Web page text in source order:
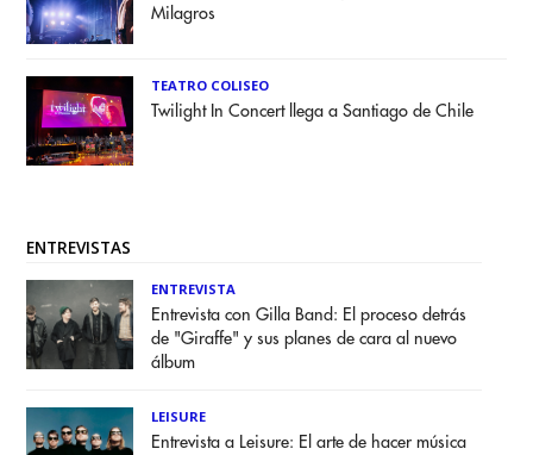
Milagros
TEATRO COLISEO
Twilight In Concert llega a Santiago de Chile
ENTREVISTAS
ENTREVISTA
Entrevista con Gilla Band: El proceso detrás
de "Giraffe" y sus planes de cara al nuevo
álbum
LEISURE
Entrevista a Leisure: El arte de hacer música